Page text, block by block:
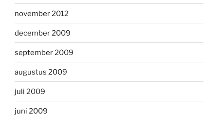
november 2012
december 2009
september 2009
augustus 2009
juli 2009
juni 2009